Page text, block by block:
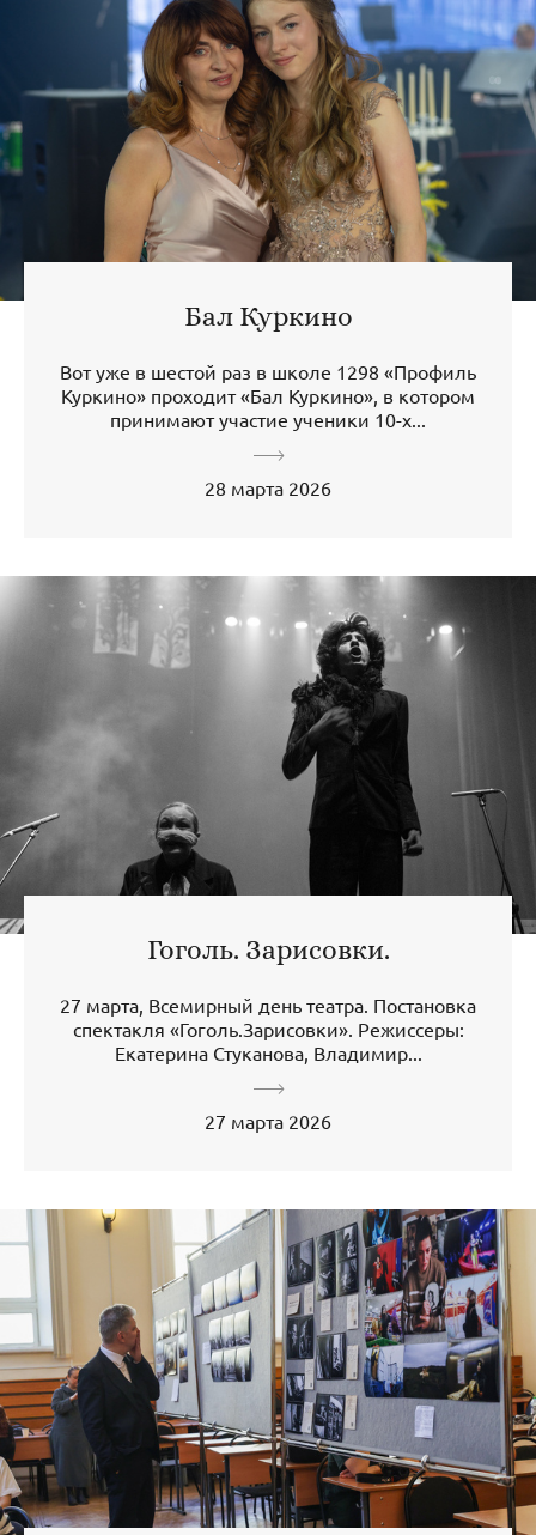
Бал Куркино
Вот уже в шестой раз в школе 1298 «Профиль
Куркино» проходит «Бал Куркино», в котором
принимают участие ученики 10-х...
28 марта 2026
Гоголь. Зарисовки.
27 марта, Всемирный день театра. Постановка
спектакля «Гоголь.Зарисовки». Режиссеры:
Екатерина Стуканова, Владимир...
27 марта 2026